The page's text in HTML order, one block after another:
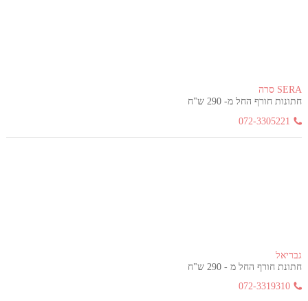
SERA סרה
חתונות חורף החל מ- 290 ש"ח
072-3305221
גבריאל
חתונת חורף החל מ - 290 ש"ח
072-3319310